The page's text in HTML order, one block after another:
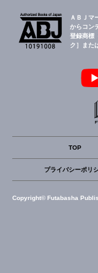
ＡＢＪマ
からコン
登録商標
ク］また
TOP
プライバシーポリ
Copyright© Futabasha